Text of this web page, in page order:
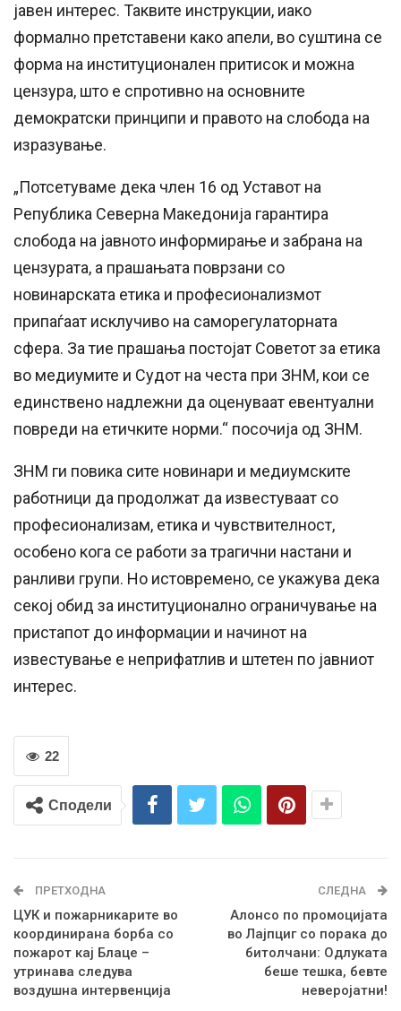
јавен интерес. Таквите инструкции, иако
формално претставени како апели, во суштина се
форма на институционален притисок и можна
цензура, што е спротивно на основните
демократски принципи и правото на слобода на
изразување.
„Потсетуваме дека член 16 од Уставот на
Република Северна Македонија гарантира
слобода на јавното информирање и забрана на
цензурата, а прашањата поврзани со
новинарската етика и професионализмот
припаѓаат исклучиво на саморегулаторната
сфера. За тие прашања постојат Советот за етика
во медиумите и Судот на честа при ЗНМ, кои се
единствено надлежни да оценуваат евентуални
повреди на етичките норми.“ посочија од ЗНМ.
ЗНМ ги повика сите новинари и медиумските
работници да продолжат да известуваат со
професионализам, етика и чувствителност,
особено кога се работи за трагични настани и
ранливи групи. Но истовремено, се укажува дека
секој обид за институционално ограничување на
пристапот до информации и начинот на
известување е неприфатлив и штетен по јавниот
интерес.
22
Сподели
ПРЕТХОДНА
ЦУК и пожарникарите во
координирана борба со
пожарот кај Блаце –
утринава следува
воздушна интервенција
СЛЕДНА
Алонсо по промоцијата
во Лајпциг со порака до
битолчани: Одлуката
беше тешка, бевте
неверојатни!